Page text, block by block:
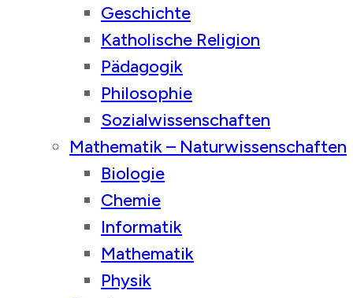
Geschichte
Katholische Religion
Pädagogik
Philosophie
Sozialwissenschaften
Mathematik – Naturwissenschaften
Biologie
Chemie
Informatik
Mathematik
Physik